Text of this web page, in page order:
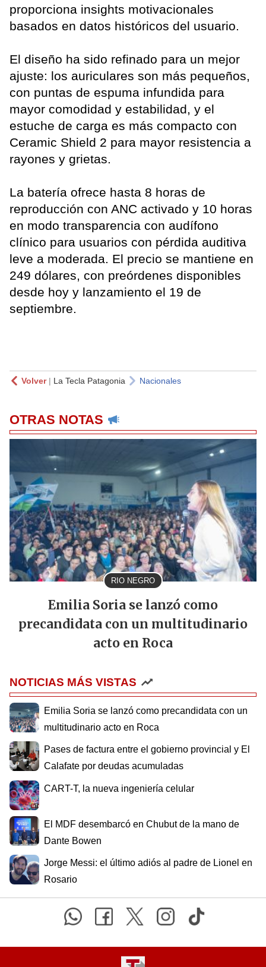
proporciona insights motivacionales
basados en datos históricos del usuario.
El diseño ha sido refinado para un mejor
ajuste: los auriculares son más pequeños,
con puntas de espuma infundida para
mayor comodidad y estabilidad, y el
estuche de carga es más compacto con
Ceramic Shield 2 para mayor resistencia a
rayones y grietas.
La batería ofrece hasta 8 horas de
reproducción con ANC activado y 10 horas
en modo transparencia con audífono
clínico para usuarios con pérdida auditiva
leve a moderada. El precio se mantiene en
249 dólares, con preórdenes disponibles
desde hoy y lanzamiento el 19 de
septiembre.
Volver| La Tecla Patagonia Nacionales
OTRAS NOTAS
RIO NEGRO
Emilia Soria se lanzó como
precandidata con un multitudinario
acto en Roca
NOTICIAS MÁS VISTAS
Emilia Soria se lanzó como precandidata con un
multitudinario acto en Roca
Pases de factura entre el gobierno provincial y El
Calafate por deudas acumuladas
CART-T, la nueva ingeniería celular
El MDF desembarcó en Chubut de la mano de
Dante Bowen
Jorge Messi: el último adiós al padre de Lionel en
Rosario